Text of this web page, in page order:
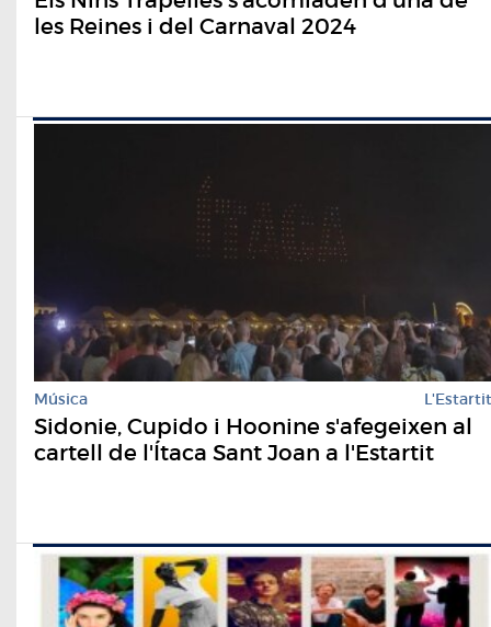
les Reines i del Carnaval 2024
Música L'Estartit
Sidonie, Cupido i Hoonine s'afegeixen al
cartell de l'Ítaca Sant Joan a l'Estartit